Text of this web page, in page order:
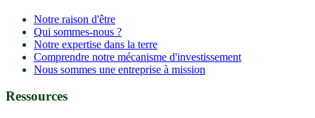
Notre raison d'être
Qui sommes-nous ?
Notre expertise dans la terre
Comprendre notre mécanisme d'investissement
Nous sommes une entreprise à mission
Ressources